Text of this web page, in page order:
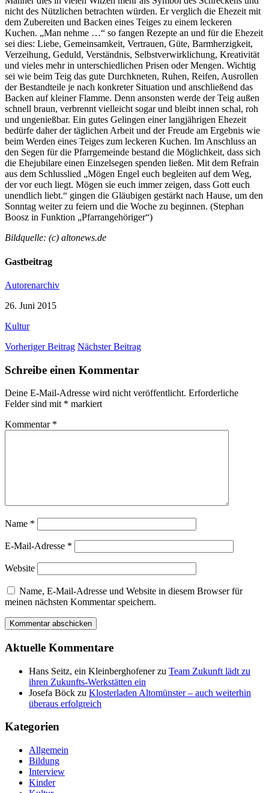
nicht des Nützlichen betrachten würden. Er verglich die Ehezeit mit
dem Zubereiten und Backen eines Teiges zu einem leckeren
Kuchen. „Man nehme …“ so fangen Rezepte an und für die Ehezeit
sei dies: Liebe, Gemeinsamkeit, Vertrauen, Güte, Barmherzigkeit,
Verzeihung, Geduld, Verständnis, Selbstverwirklichung, Kreativität
und vieles mehr in unterschiedlichen Prisen oder Mengen. Wichtig
sei wie beim Teig das gute Durchkneten, Ruhen, Reifen, Ausrollen
der Bestandteile je nach konkreter Situation und anschließend das
Backen auf kleiner Flamme. Denn ansonsten werde der Teig außen
schnell braun, verbrennt vielleicht sogar und bleibt innen schal, roh
und ungenießbar. Ein gutes Gelingen einer langjährigen Ehezeit
bedürfe daher der täglichen Arbeit und der Freude am Ergebnis wie
beim Werden eines Teiges zum leckeren Kuchen. Im Anschluss an
den Segen für die Pfarrgemeinde bestand die Möglichkeit, dass sich
die Ehejubilare einen Einzelsegen spenden ließen. Mit dem Refrain
aus dem Schlusslied „Mögen Engel euch begleiten auf dem Weg,
der vor euch liegt. Mögen sie euch immer zeigen, dass Gott euch
unendlich liebt.“ gingen die Gläubigen gestärkt nach Hause, um den
Sonntag weiter zu feiern und die Woche zu beginnen. (Stephan
Boosz in Funktion „Pfarrangehöriger“)
Bildquelle: (c) altonews.de
Gastbeitrag
Autorenarchiv
26. Juni 2015
Kultur
Vorheriger Beitrag Nächster Beitrag
Schreibe einen Kommentar
Deine E-Mail-Adresse wird nicht veröffentlicht. Erforderliche
Felder sind mit * markiert
Kommentar *
Name *
E-Mail-Adresse *
Website
Name, E-Mail-Adresse und Website in diesem Browser für
meinen nächsten Kommentar speichern.
Aktuelle Kommentare
Hans Seitz, ein Kleinberghofenerzu Team Zukunft lädt zu
ihren Zukunfts-Werkstätten ein
Josefa Böck zu Klosterladen Altomünster – auch weiterhin
überaus erfolgreich
Kategorien
Allgemein
Bildung
Interview
Kinder